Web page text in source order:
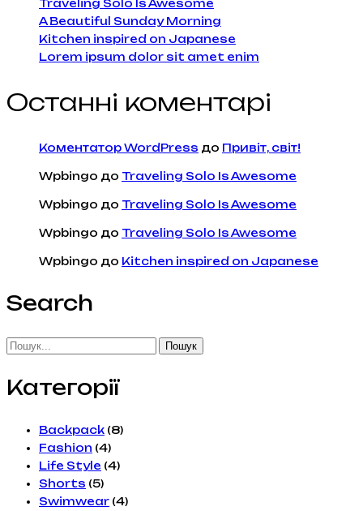
Traveling Solo Is Awesome
A Beautiful Sunday Morning
Kitchen inspired on Japanese
Lorem ipsum dolor sit amet enim
Останні коментарі
Коментатор WordPress до Привіт, світ!
Wpbingo до Traveling Solo Is Awesome
Wpbingo до Traveling Solo Is Awesome
Wpbingo до Traveling Solo Is Awesome
Wpbingo до Kitchen inspired on Japanese
Search
Пошук
Категорії
Backpack (8)
Fashion (4)
Life Style (4)
Shorts (5)
Swimwear (4)